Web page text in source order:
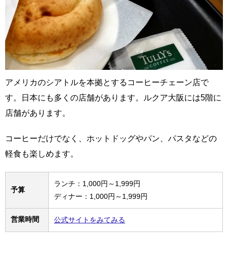
アメリカのシアトルを本拠とするコーヒーチェーン店で
す。日本にも多くの店舗があります。ルクア大阪には5階に
店舗があります。
コーヒーだけでなく、ホットドッグやパン、パスタなどの
軽食も楽しめます。
予算
ランチ：1,000円～1,999円
ディナー：1,000円～1,999円
営業時間 公式サイトをみてみる